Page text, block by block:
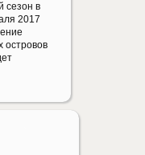
сезон в
2017
островов